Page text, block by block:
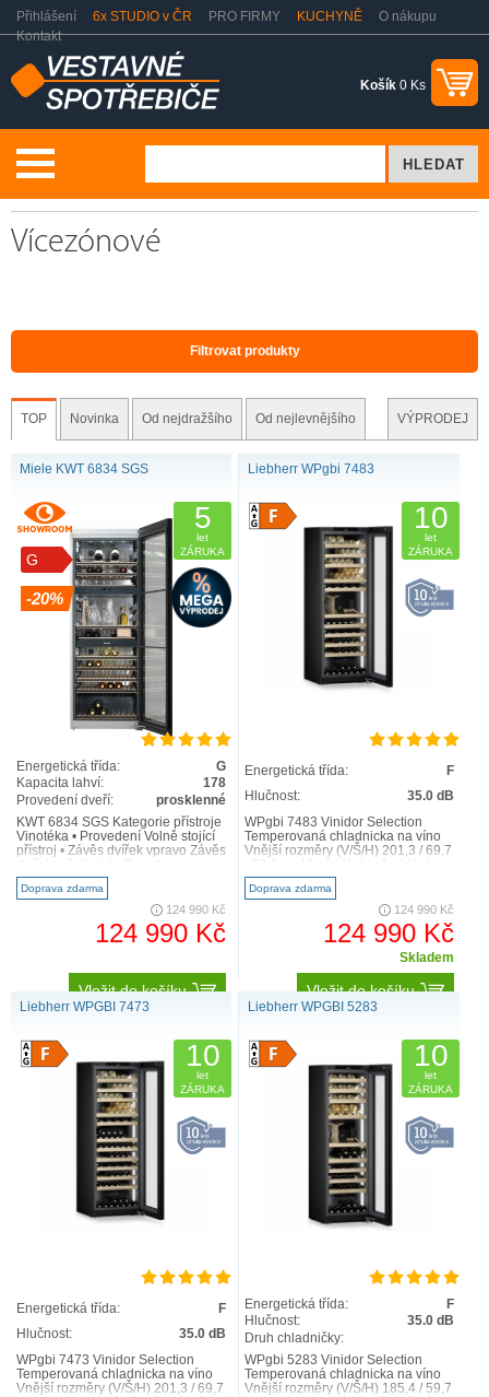
Přihlášení 6x STUDIO v ČR PRO FIRMY KUCHYNĚ
O nákupu
Kontakt
Košík 0 Ks
Vícezónové
Filtrovat produkty
TOP Novinka Od nejdražšího Od nejlevnějšího VÝPRODEJ
Miele KWT 6834 SGS
G
-20%
5
let
ZÁRUKA
Energetická třída:
G
Kapacita lahví:
178
Provedení dveří:
prosklenné
KWT 6834 SGS Kategorie přístroje
Vinotéka • Provedení Volně stojící
přístroj • Závěs dvířek vpravo Závěs
Doprava zdarma
124 990 Kč
124 990 Kč
Vložit do košíku
Liebherr WPgbi 7483
10
let
ZÁRUKA
Energetická třída:
F
Hlučnost:
35.0 dB
WPgbi 7483 Vinidor Selection
Temperovaná chladnicka na víno
Vnější rozměry (V/Š/H) 201,3 / 69,7
Bordeaux 0,75 l 1..
Doprava zdarma
124 990 Kč
124 990 Kč
Skladem
Vložit do košíku
Liebherr WPGBI 7473
10
let
ZÁRUKA
Energetická třída:
F
Hlučnost:
35.0 dB
WPgbi 7473 Vinidor Selection
Temperovaná chladnicka na víno
Vnější rozměry (V/Š/H) 201,3 / 69,7
Liebherr WPGBI 5283
10
let
ZÁRUKA
Energetická třída:
F
Hlučnost:
35.0 dB
Druh chladničky:
WPgbi 5283 Vinidor Selection
Temperovaná chladnicka na víno
Vnější rozměry (V/Š/H) 185,4 / 59,7